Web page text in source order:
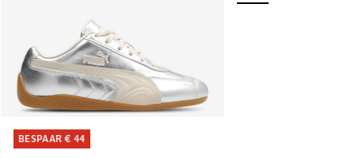
BESPAAR € 44
BESPAAR € 44